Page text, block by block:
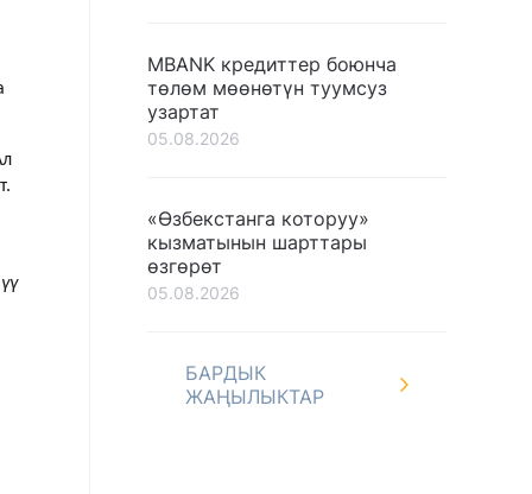
MBANK кредиттер боюнча
төлөм мөөнөтүн туумсуз
узартат
05.08.2026
«Өзбекстанга которуу»
кызматынын шарттары
өзгөрөт
05.08.2026
БАРДЫК
ЖАҢЫЛЫКТАР